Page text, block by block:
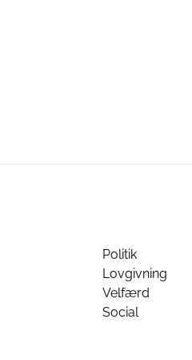
Politik
Lovgivning
Velfærd
Social